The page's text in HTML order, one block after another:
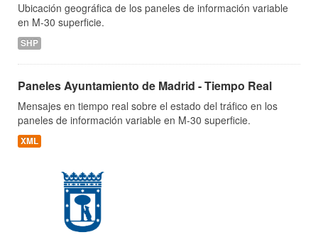
Ubicación geográfica de los paneles de información variable
en M-30 superficie.
SHP
Paneles Ayuntamiento de Madrid - Tiempo Real
Mensajes en tiempo real sobre el estado del tráfico en los
paneles de información variable en M-30 superficie.
XML